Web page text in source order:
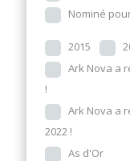
Nominé
2015
Ark Nova a
!
Ark Nova a
2022 !
As d'Or